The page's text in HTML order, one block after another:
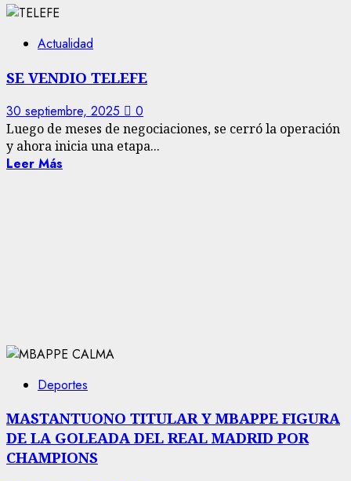
Actualidad
SE VENDIO TELEFE
30 septiembre, 2025 0
Luego de meses de negociaciones, se cerró la operación
y ahora inicia una etapa...
Leer Más
Deportes
MASTANTUONO TITULAR Y MBAPPE FIGURA
DE LA GOLEADA DEL REAL MADRID POR
CHAMPIONS